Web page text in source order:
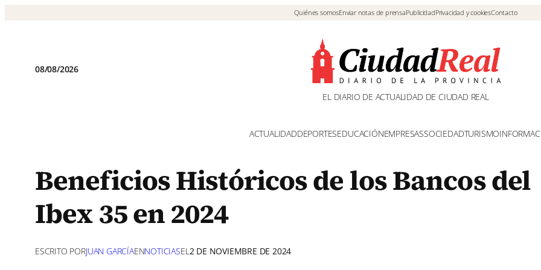
Quiénes somosEnviar notas de prensaPublicidadPrivacidad y cookiesContacto
08/08/2026
EL DIARIO DE ACTUALIDAD DE CIUDAD REAL
ACTUALIDADDEPORTESEDUCACIÓNEMPRESASSOCIEDADTURISMO
Beneficios Históricos de los Bancos del
Ibex 35 en 2024
ESCRITO PORJUAN GARCÍAENNOTICIASEL2 DE NOVIEMBRE DE 2024